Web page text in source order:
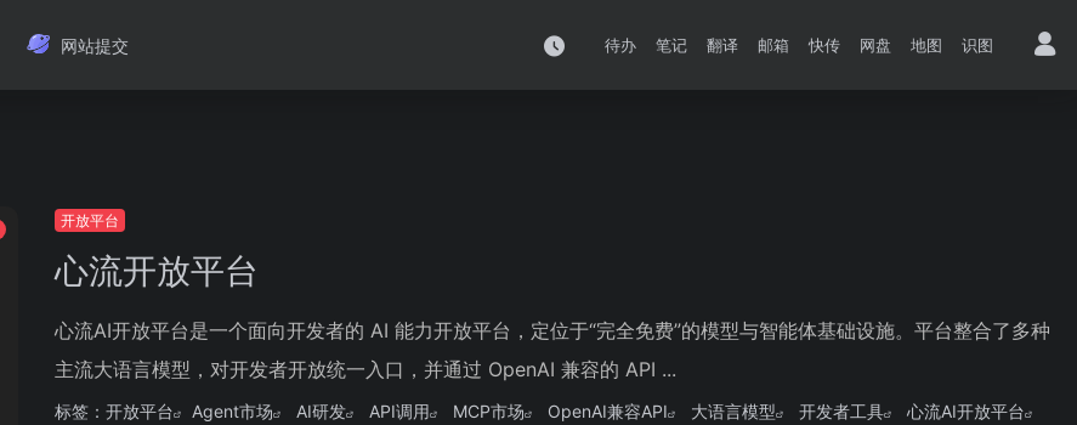
网站提交 待办 笔记 翻译 邮箱 快传 网盘 地图 识图
开放平台
心流开放平台
心流AI开放平台是一个面向开发者的 AI 能力开放平台，定位于“完全免费”的模型与智能体基础设施。平台整合了多种
主流大语言模型，对开发者开放统一入口，并通过 OpenAI 兼容的 API ...
标签： 开放平台 Agent市场 AI研发 API调用 MCP市场 OpenAI兼容API 大语言模型 开发者工具
心流AI开放平台